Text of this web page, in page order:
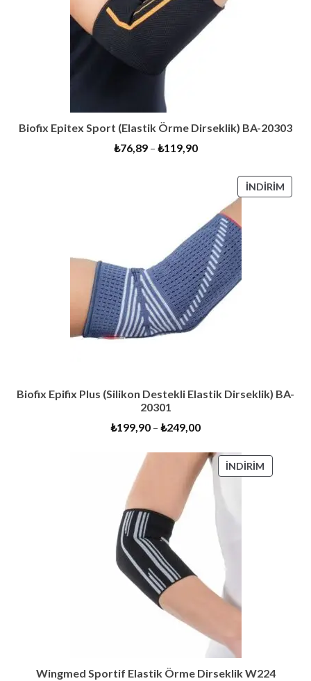
Biofix Epitex Sport (Elastik Örme Dirseklik) BA-20303
₺76,89– ₺119,90
İNDIRIM
ÜRÜN
Biofix Epifix Plus (Silikon Destekli Elastik Dirseklik) BA-
20301
₺199,90 – ₺249,00
İNDIRIM
ÜRÜN
Wingmed Sportif Elastik Örme Dirseklik W224